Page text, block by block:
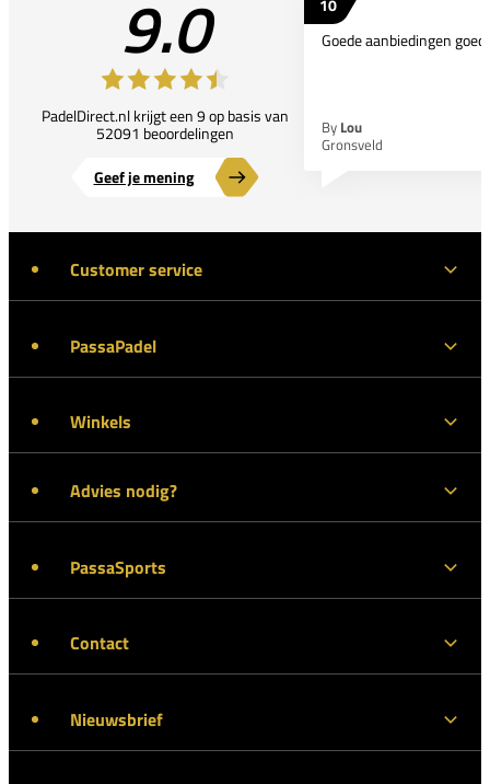
9.0
PadelDirect.nl krijgt een 9 op basis van
52091 beoordelingen
Geef je mening
10
Goede aanbiedingen
By Lou
Gronsveld
Customer service
PassaPadel
Winkels
Advies nodig?
PassaSports
Contact
Nieuwsbrief